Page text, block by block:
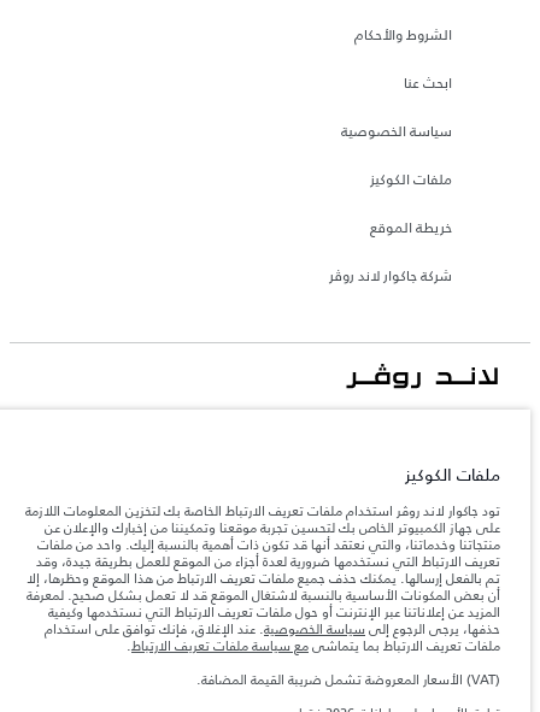
الشروط والأحكام
ابحث عنا
سياسة الخصوصية
ملفات الكوكيز
خريطة الموقع
شركة جاكوار لاند روڤر
تعكس الأوزان المذكورة مواصفات السيارة القياسية. سوف تؤثر الإكسسوارات وغيرها من
والحد الأقصى لأحمال المحور عند تحميل السيارة بالإكسسوارات والركاب والسوائل والوقود
والحمولة.
المعلومات والمواصفات والأسعار والألوان المذكورة على هذا الموقع قد تختلف من بلد إلى
آخر، كما أنّها قد تتغير بدون إشعار مسبق. الرجاء التواصل مع وكيلنا المحلي للتأكد من توفّرها
والتحقق من الأسعار.
ملاحظة مهمة حول الصور والمواصفات.إن النقص العالمي في أشباه الموصلات يؤثر حاليًا
في مواصفات تصميم السيارات وتوفر الخيارات وتوقيتات التصاميم. هذا ظرف ديناميكي
للغاية، ونتيجة لذلك، قد لا تمثّل الصور المستخدَمة ضمن موقع الويب حاليًا المواصفات الحالية
بالكامل بالنسبة إلى الميزات والخيارات والحلية ومجموعات الألوان. يرجى استشارة وكيلك الذي
سيتمكّن من تأكيد أي تقييدات حالية معك للسماح لك باتخاذ قرار مدروس
ملفات الكوكيز
تود جاكوار لاند روڤر استخدام ملفات تعريف الارتباط الخاصة بك لتخزين المعلومات اللازمة
على جهاز الكمبيوتر الخاص بك لتحسين تجربة موقعنا وتمكيننا من إخبارك والإعلان عن
منتجاتنا وخدماتنا، والتي نعتقد أنها قد تكون ذات أهمية بالنسبة إليك. واحد من ملفات
تعريف الارتباط التي نستخدمها ضرورية لعدة أجزاء من الموقع للعمل بطريقة جيدة، وقد
تم بالفعل إرسالها. يمكنك حذف جميع ملفات تعريف الارتباط من هذا الموقع وحظرها، إلا
أن بعض المكونات الأساسية بالنسبة لاشتغال الموقع قد لا تعمل بشكل صحيح. لمعرفة
المزيد عن إعلاناتنا عبر الإنترنت أو حول ملفات تعريف الارتباط التي نستخدمها وكيفية
حذفها، يرجى الرجوع إلى سياسة الخصوصية. عند الإغلاق، فإنك توافق على استخدام
ملفات تعريف الارتباط بما يتماشىمع سياسة ملفات تعريف الارتباط.
(VAT) الأسعار المعروضة تشمل ضريبة القيمة المضافة.